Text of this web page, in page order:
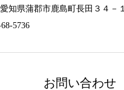
知県蒲郡市鹿島町長田３４－１
5736
お問い合わせ